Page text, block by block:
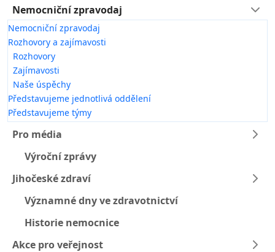
Nemocniční zpravodaj
Nemocniční zpravodaj
Rozhovory a zajímavosti
Rozhovory
Zajímavosti
Naše úspěchy
Představujeme jednotlivá oddělení
Představujeme týmy
Pro média
Výroční zprávy
Jihočeské zdraví
Významné dny ve zdravotnictví
Historie nemocnice
Akce pro veřejnost